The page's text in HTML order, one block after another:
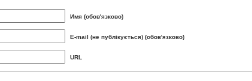
Имя (обов'язково)
E-mail (не публікується) (обов'язково)
URL